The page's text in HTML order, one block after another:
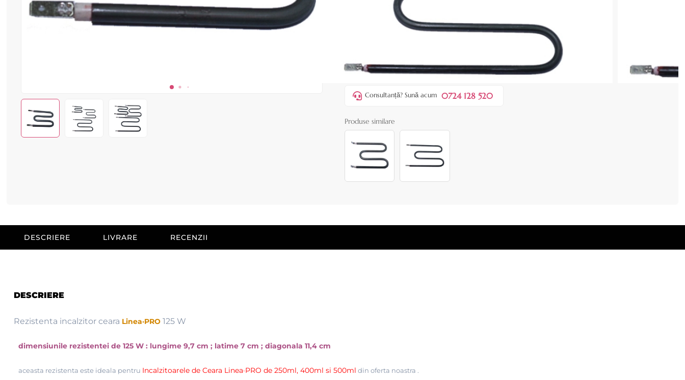
Acest produs vă aduce6💰 puncte în valoare de de0,60 lei💸
Consultanță? Sună acum 0724 128 520
Produse similare
DESCRIERE LIVRARE RECENZII
DESCRIERE
Rezistenta incalzitor ceara Linea·PRO125 W
dimensiunile rezistentei de 125 W : lungime 9,7 cm ; latime 7 cm ; diagonala 11,4 cm
aceasta rezistenta este ideala pentru Incalzitoarele de Ceara Linea·PRO de 250ml, 400ml si 500ml din oferta noastra .